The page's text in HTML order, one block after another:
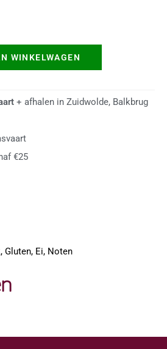
WINKELWAGEN
+ afhalen in Zuidwolde, Balkbrug
€25
Gluten, Ei, Noten